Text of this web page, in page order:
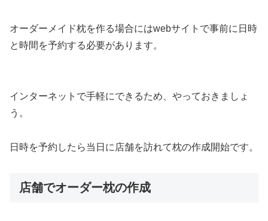
オーダーメイド枕を作る場合にはwebサイトで事前に日時
と時間を予約する必要があります。
インターネットで手軽にできるため、やっておきましょ
う。
日時を予約したら当日に店舗を訪れて枕の作成開始です。
店舗でオーダー枕の作成